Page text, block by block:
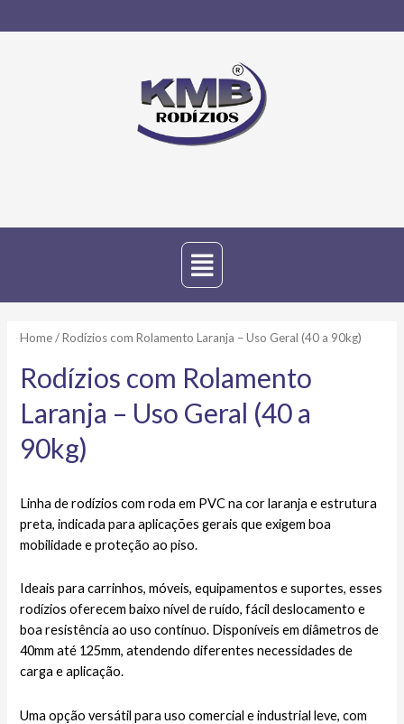
Home/ Rodízios com Rolamento Laranja – Uso Geral (40 a 90kg)
Rodízios com Rolamento
Laranja – Uso Geral (40 a
90kg)
Linha de rodízios com roda em PVC na cor laranja e estrutura
preta, indicada para aplicações gerais que exigem boa
mobilidade e proteção ao piso.
Ideais para carrinhos, móveis, equipamentos e suportes, esses
rodízios oferecem baixo nível de ruído, fácil deslocamento e
boa resistência ao uso contínuo. Disponíveis em diâmetros de
40mm até 125mm, atendendo diferentes necessidades de
carga e aplicação.
Uma opção versátil para uso comercial e industrial leve, com